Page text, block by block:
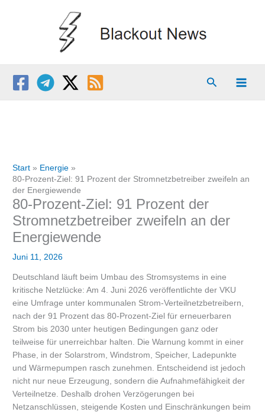
Suchen
Start
Energie
80-Prozent-Ziel: 91 Prozent der Stromnetzbetreiber zweifeln an
der Energiewende
80-Prozent-Ziel: 91 Prozent der
Stromnetzbetreiber zweifeln an der
Energiewende
Juni 11, 2026
Deutschland läuft beim Umbau des Stromsystems in eine
kritische Netzlücke: Am 4. Juni 2026 veröffentlichte der VKU
eine Umfrage unter kommunalen Strom-Verteilnetzbetreibern,
nach der 91 Prozent das 80-Prozent-Ziel für erneuerbaren
Strom bis 2030 unter heutigen Bedingungen ganz oder
teilweise für unerreichbar halten. Die Warnung kommt in einer
Phase, in der Solarstrom, Windstrom, Speicher, Ladepunkte
und Wärmepumpen rasch zunehmen. Entscheidend ist jedoch
nicht nur neue Erzeugung, sondern die Aufnahmefähigkeit der
Verteilnetze. Deshalb drohen Verzögerungen bei
Netzanschlüssen, steigende Kosten und Einschränkungen beim